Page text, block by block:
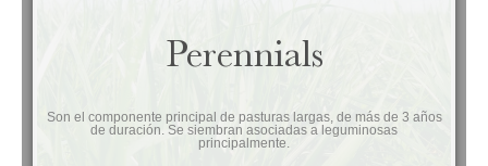
Perennials
Son el componente principal de pasturas largas, de más de 3 años
de duración. Se siembran asociadas a leguminosas
principalmente.